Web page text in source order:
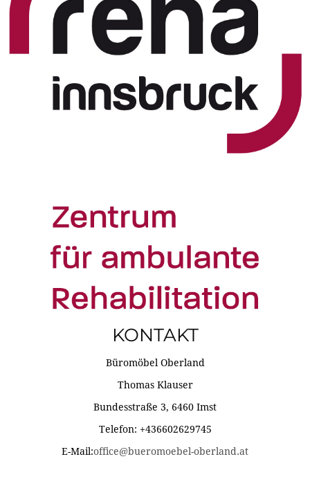
KONTAKT
Büromöbel Oberland
Thomas Klauser
Bundesstraße 3, 6460 Imst
Telefon: +436602629745
E-Mail:office@bueromoebel-oberland.at